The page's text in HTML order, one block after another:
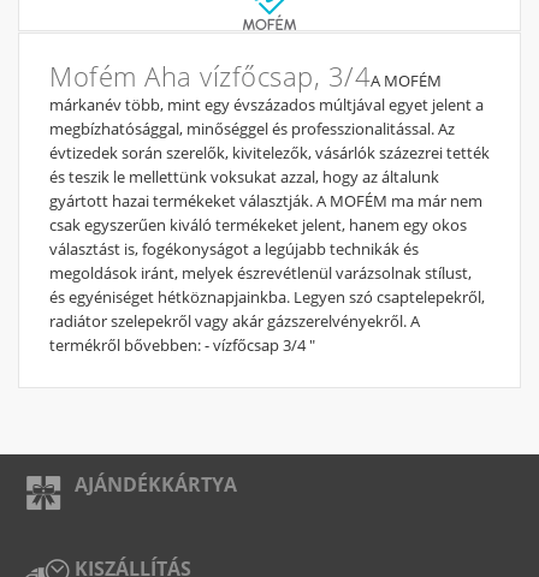
Mofém Aha vízfőcsap, 3/4A MOFÉM
márkanév több, mint egy évszázados múltjával egyet jelent a
megbízhatósággal, minőséggel és professzionalitással. Az
évtizedek során szerelők, kivitelezők, vásárlók százezrei tették
és teszik le mellettünk voksukat azzal, hogy az általunk
gyártott hazai termékeket választják. A MOFÉM ma már nem
csak egyszerűen kiváló termékeket jelent, hanem egy okos
választást is, fogékonyságot a legújabb technikák és
megoldások iránt, melyek észrevétlenül varázsolnak stílust,
és egyéniséget hétköznapjainkba. Legyen szó csaptelepekről,
radiátor szelepekről vagy akár gázszerelvényekről. A
termékről bővebben: - vízfőcsap 3/4 "
AJÁNDÉKKÁRTYA
KISZÁLLÍTÁS